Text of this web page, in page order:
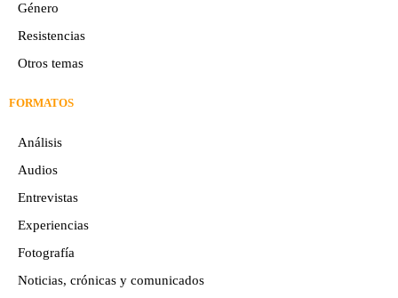
Género
Resistencias
Otros temas
FORMATOS
Análisis
Audios
Entrevistas
Experiencias
Fotografía
Noticias, crónicas y comunicados